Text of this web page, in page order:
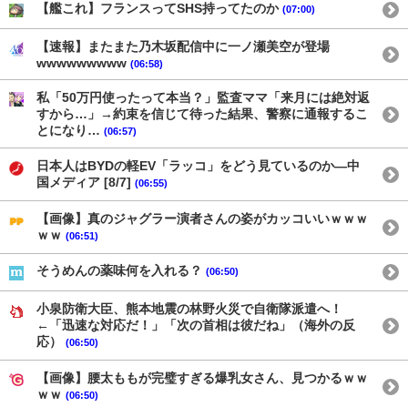
【艦これ】フランスってSHS持ってたのか (07:00)
【速報】またまた乃木坂配信中に一ノ瀬美空が登場
wwwwwwwww (06:58)
私「50万円使ったって本当？」監査ママ「来月には絶対返
すから…」→約束を信じて待った結果、警察に通報するこ
とになり… (06:57)
日本人はBYDの軽EV「ラッコ」をどう見ているのか―中
国メディア [8/7] (06:55)
【画像】真のジャグラー演者さんの姿がカッコいいｗｗｗ
ｗｗ (06:51)
そうめんの薬味何を入れる？ (06:50)
小泉防衛大臣、熊本地震の林野火災で自衛隊派遣へ！
←「迅速な対応だ！」「次の首相は彼だね」（海外の反
応）
(06:50)
【画像】腰太ももが完璧すぎる爆乳女さん、見つかるｗｗ
ｗｗ (06:50)